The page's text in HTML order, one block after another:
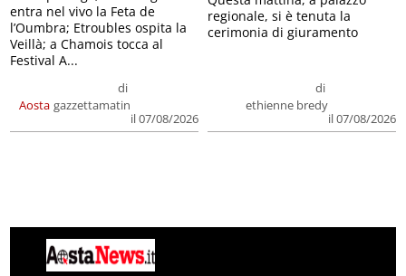
Aosta
di
gazzettamatin
il 07/08/2026
entra nel vivo la Feta de
l’Oumbra; Etroubles ospita la
Veillà; a Chamois tocca al
Festival A...
di
ethienne bredy
il 07/08/2026
regionale, si è tenuta la
cerimonia di giuramento